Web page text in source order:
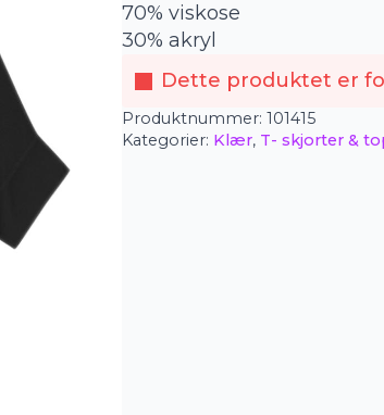
70% viskose
30% akryl
Dette produktet er
Produktnummer: 101415
Kategorier: Klær, T- skjorter &